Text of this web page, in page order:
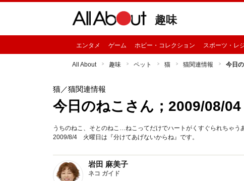
趣味
エンタメ ゲーム ホビー・コレクション スポーツ・レ
All About 趣味 ペット 猫 猫関連情報 今日
猫／猫関連情報
今日のねこさん；2009/08/04
うちのねこ、そとのねこ…ねこってだけでハートがくすぐられちゃう
2009/8/4 火曜日は『分けてあげないからね』です。
岩田 麻美子
ネコ ガイド